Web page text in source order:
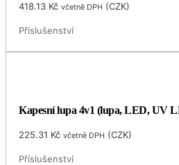
418.13 Kč včetně DPH (CZK)
Příslušenství
Kapesní lupa 4v1 (lupa, LED, UV
225.31 Kč včetně DPH (CZK)
Příslušenství